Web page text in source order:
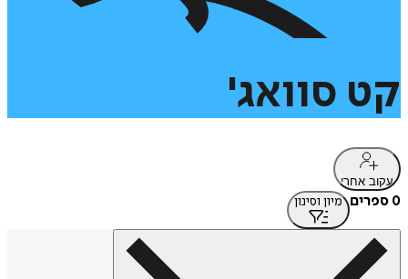
קט סוואג'
עקוב אחרי
0 ספרים מיון וסינון